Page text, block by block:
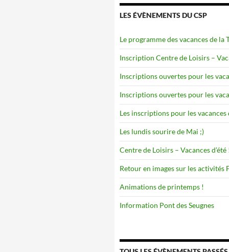
LES ÉVÈNEMENTS DU CSP
Le programme des vacances de la
Inscription Centre de Loisirs –
Inscriptions ouvertes pour les
Inscriptions ouvertes pour les
Les inscriptions pour les
Les lundis sourire de Mai ;)
Centre de Loisirs – Vacances d’été
Retour en images sur les activités
Animations de printemps !
Information Pont des Seugnes